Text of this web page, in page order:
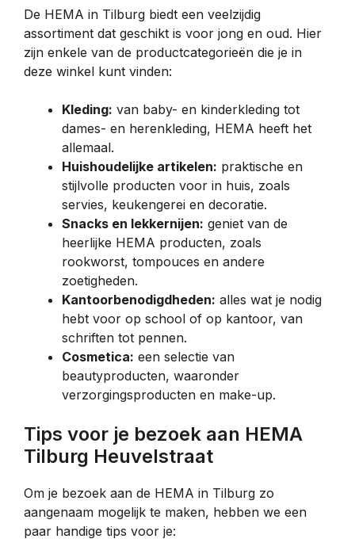
De HEMA in Tilburg biedt een veelzijdig
assortiment dat geschikt is voor jong en oud. Hier
zijn enkele van de productcategorieën die je in
deze winkel kunt vinden:
Kleding: van baby- en kinderkleding tot
dames- en herenkleding, HEMA heeft het
allemaal.
Huishoudelijke artikelen: praktische en
stijlvolle producten voor in huis, zoals
servies, keukengerei en decoratie.
Snacks en lekkernijen: geniet van de
heerlijke HEMA producten, zoals
rookworst, tompouces en andere
zoetigheden.
Kantoorbenodigdheden: alles wat je nodig
hebt voor op school of op kantoor, van
schriften tot pennen.
Cosmetica: een selectie van
beautyproducten, waaronder
verzorgingsproducten en make-up.
Tips voor je bezoek aan HEMA
Tilburg Heuvelstraat
Om je bezoek aan de HEMA in Tilburg zo
aangenaam mogelijk te maken, hebben we een
paar handige tips voor je: